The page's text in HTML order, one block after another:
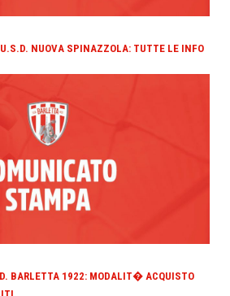
NUOVA SPINAZZOLA: TUTTE LE INFO
BARLETTA 1922: MODALIT� ACQUISTO